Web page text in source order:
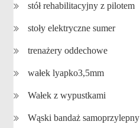
stół rehabilitacyjny z pilotem
stoły elektryczne sumer
trenażery oddechowe
wałek lyapko3,5mm
Wałek z wypustkami
Wąski bandaż samoprzylepny